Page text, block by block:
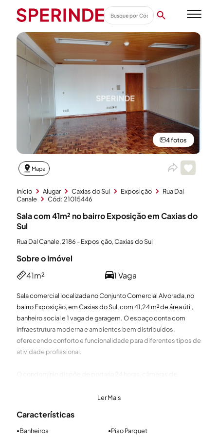
4 fotos
Mapa
Início Alugar Caxias do Sul Exposição
Rua Dal
Canale
Cód: 21015446
Sala com 41m² no bairro Exposição em Caxias do
Sul
Rua Dal Canale, 2186 - Exposição, Caxias do Sul
Sobre o Imóvel
41m²
1 Vaga
Sala comercial localizada no Conjunto Comercial Alvorada, no
bairro Exposição, em Caxias do Sul, com 41,24 m² de área útil,
banheiro social e 1 vaga de garagem. O espaço conta com
infraestrutura moderna e ambientes bem distribuídos,
oferecendo conforto e funcionalidade para diferentes tipos de
atividade profissional.
e monitoramento contínuo. Há possibilidade de locação
conveniência e segurança. OBS: além das taxas informadas,
verifique os valores de condomínio e IPTU do box.
Ler Mais
Características
●Banheiros ●Piso Parquet